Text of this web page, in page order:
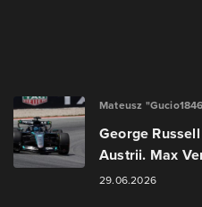
Mateusz
George
Austrii. Max
29.06.2026